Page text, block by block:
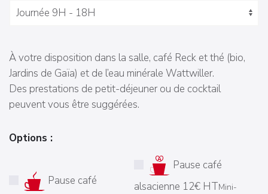
À votre disposition dans la salle, café Reck et thé (bio,
Jardins de Gaïa) et de l’eau minérale Wattwiller.
Des prestations de petit-déjeuner ou de cocktail
peuvent vous être suggérées.
Options :
Pause café
Pause café
alsacienne 12€ HTMini-